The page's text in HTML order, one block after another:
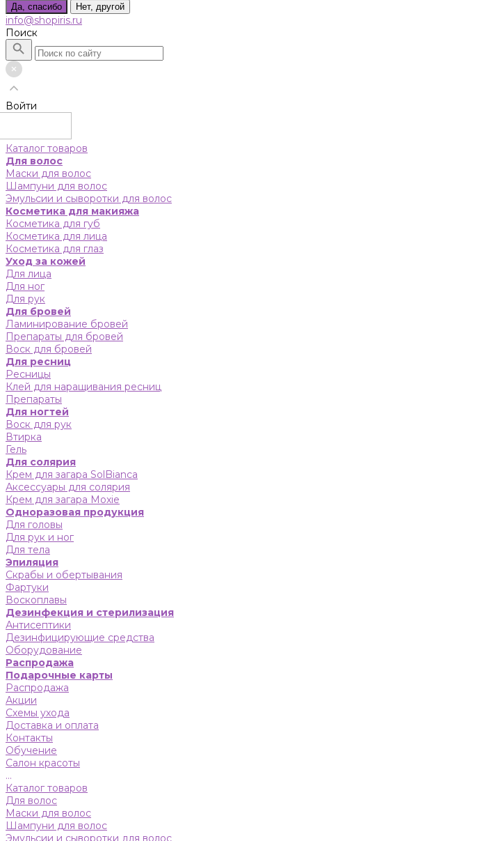
Да, спасибо Нет, другой
info@shopiris.ru
Поиск
Войти
Каталог товаров
Для волос
Маски для волос
Шампуни для волос
Эмульсии и сыворотки для волос
Косметика для макияжа
Косметика для губ
Косметика для лица
Косметика для глаз
Уход за кожей
Для лица
Для ног
Для рук
Для бровей
Ламинирование бровей
Препараты для бровей
Воск для бровей
Для ресниц
Ресницы
Клей для наращивания ресниц
Препараты
Для ногтей
Воск для рук
Втирка
Гель
Для солярия
Крем для загара SolBianca
Аксессуары для солярия
Крем для загара Moxie
Одноразовая продукция
Для головы
Для рук и ног
Для тела
Эпиляция
Скрабы и обертывания
Фартуки
Воскоплавы
Дезинфекция и стерилизация
Антисептики
Дезинфицирующие средства
Оборудование
Распродажа
Подарочные карты
Распродажа
Акции
Схемы ухода
Доставка и оплата
Контакты
Обучение
Салон красоты
...
Каталог товаров
Для волос
Маски для волос
Шампуни для волос
Эмульсии и сыворотки для волос